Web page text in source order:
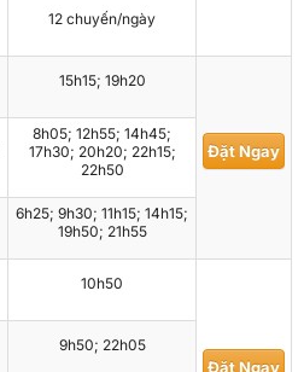
12 chuyến/ngày
15h15; 19h20
Đặt Ngay
8h05; 12h55; 14h45;
17h30; 20h20; 22h15;
22h50
6h25; 9h30; 11h15; 14h15;
19h50; 21h55
10h50
Đặt Ngay
9h50; 22h05